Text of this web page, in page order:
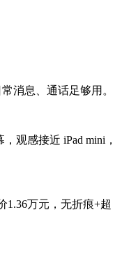
消息、通话足够用。
观感接近 iPad mini，